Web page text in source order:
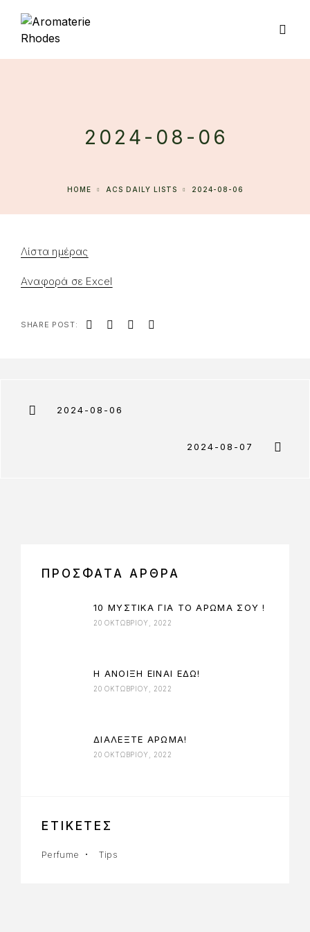
2024-08-06
HOME ACS DAILY LISTS 2024-08-06
Λίστα ημέρας
Αναφορά σε Excel
SHARE POST:
2024-08-06
2024-08-07
ΠΡΟΣΦΑΤΑ ΑΡΘΡΑ
10 ΜΥΣΤΙΚΑ ΓΙΑ ΤΟ ΑΡΩΜΑ ΣΟΥ !
20 ΟΚΤΩΒΡΊΟΥ, 2022
Η ΑΝΟΙΞΗ ΕΙΝΑΙ ΕΔΩ!
20 ΟΚΤΩΒΡΊΟΥ, 2022
ΔΙΑΛΕΞΤΕ ΑΡΩΜΑ!
20 ΟΚΤΩΒΡΊΟΥ, 2022
ΕΤΙΚΕΤΕΣ
Perfume Tips